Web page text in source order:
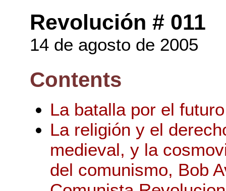
Revolución # 011
14 de agosto de 2005
Contents
La batalla por el
La religión y el
medieval, y la
del comunismo, Bob